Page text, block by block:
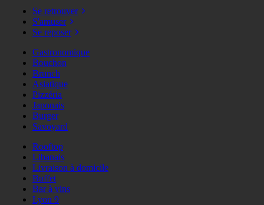
Se retrouver
S'amuser
Se reposer
Gastronomique
Bouchon
Brunch
Asiatique
Pizzéria
Japonais
Burger
Savoyard
Rooftop
Libanais
Livraison à domicile
Buffet
Bar à vins
Lyon 9